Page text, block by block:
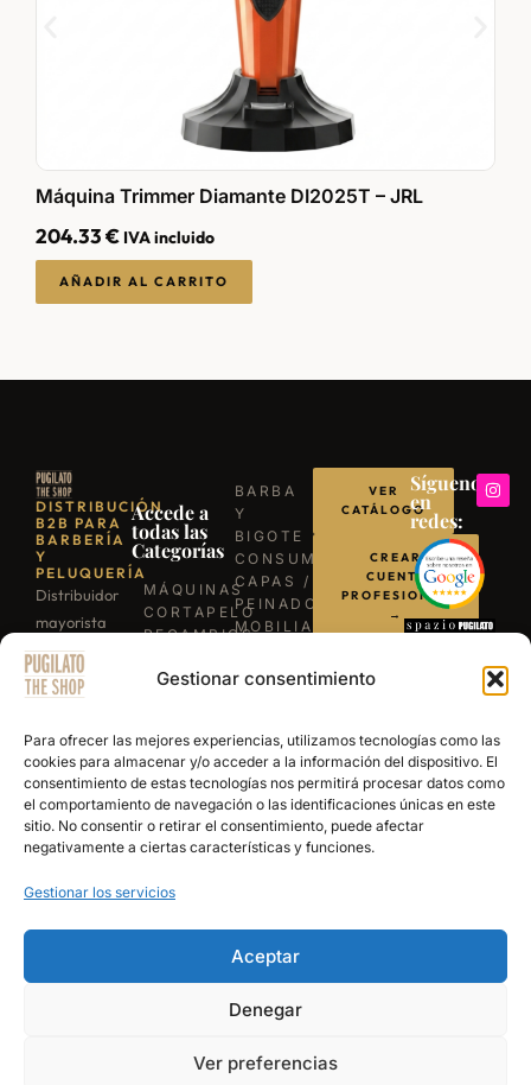
Gestionar consentimiento
Para ofrecer las mejores experiencias, utilizamos tecnologías como las
cookies para almacenar y/o acceder a la información del dispositivo. El
consentimiento de estas tecnologías nos permitirá procesar datos como
el comportamiento de navegación o las identificaciones únicas en este
sitio. No consentir o retirar el consentimiento, puede afectar
negativamente a ciertas características y funciones.
Gestionar los servicios
Aceptar
Denegar
Ver preferencias
Máquina Trimmer Diamante DI2025T – JRL
204.33€ IVA incluido
AÑADIR AL CARRITO
DISTRIBUCIÓN
B2B PARA
BARBERÍA
Y
PELUQUERÍA
Distribuidor
mayorista
para
profesionales
de la
barbería y
peluquería.
Más de 15
años
abasteciendo
mejores
Accede a
todas las
Categorías
MÁQUINAS
CORTAPELO
RECAMBIOS
REPUESTOS
NAVAJAS
BARBERÍA
SECADORES
PRODUCTOS
DE
BARBA
Y
BIGOTE
CONSUMIBLES
CAPAS /
PEINADORES
MOBILIARIO
BARBACOAS
VER
CATÁLOGO
CREAR
CUENTA
PROFESIONAL
→
POR
WHATSAPP
Síguenos
en
redes:
Términos y Condiciones de Venta